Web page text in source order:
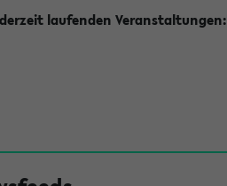
laufenden Veranstaltungen: